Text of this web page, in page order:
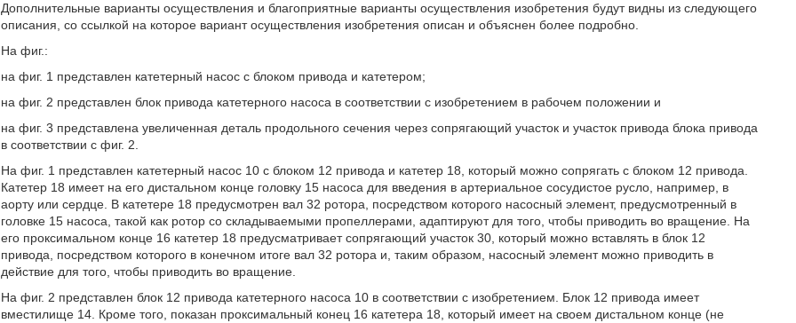
Дополнительные варианты осуществления и благоприятные варианты осуществления изобретения будут видны из следующего
описания, со ссылкой на которое вариант осуществления изобретения описан и объяснен более подробно.
На фиг.:
на фиг. 1 представлен катетерный насос с блоком привода и катетером;
на фиг. 2 представлен блок привода катетерного насоса в соответствии с изобретением в рабочем положении и
на фиг. 3 представлена увеличенная деталь продольного сечения через сопрягающий участок и участок привода блока привода
в соответствии с фиг. 2.
На фиг. 1 представлен катетерный насос 10 с блоком 12 привода и катетер 18, который можно сопрягать с блоком 12 привода.
Катетер 18 имеет на его дистальном конце головку 15 насоса для введения в артериальное сосудистое русло, например, в
аорту или сердце. В катетере 18 предусмотрен вал 32 ротора, посредством которого насосный элемент, предусмотренный в
головке 15 насоса, такой как ротор со складываемыми пропеллерами, адаптируют для того, чтобы приводить во вращение. На
его проксимальном конце 16 катетер 18 предусматривает сопрягающий участок 30, который можно вставлять в блок 12
привода, посредством которого в конечном итоге вал 32 ротора и, таким образом, насосный элемент можно приводить в
действие для того, чтобы приводить во вращение.
На фиг. 2 представлен блок 12 привода катетерного насоса 10 в соответствии с изобретением. Блок 12 привода имеет
вместилище 14. Кроме того, показан проксимальный конец 16 катетера 18, который имеет на своем дистальном конце (не